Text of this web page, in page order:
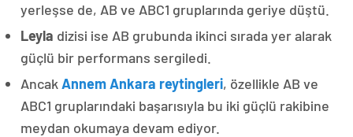
yerleşse de, AB ve ABC1 gruplarında geriye düştü.
Leyla dizisi ise AB grubunda ikinci sırada yer alarak
güçlü bir performans sergiledi.
Ancak Annem Ankara reytingleri, özellikle AB ve
ABC1 gruplarındaki başarısıyla bu iki güçlü rakibine
meydan okumaya devam ediyor.